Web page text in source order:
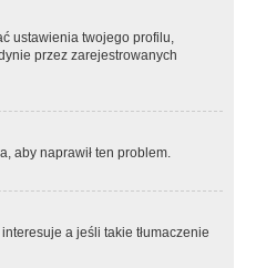
ustawienia twojego profilu,
przez zarejestrowanych
aby naprawił ten problem.
a jeśli takie tłumaczenie